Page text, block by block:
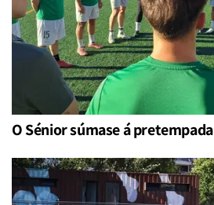
O Sénior súmase á pretempada